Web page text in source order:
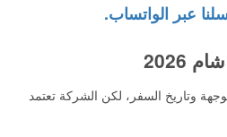
عبر الواتساب.
وتاريخ السفر، لكن الشركة تعتمد